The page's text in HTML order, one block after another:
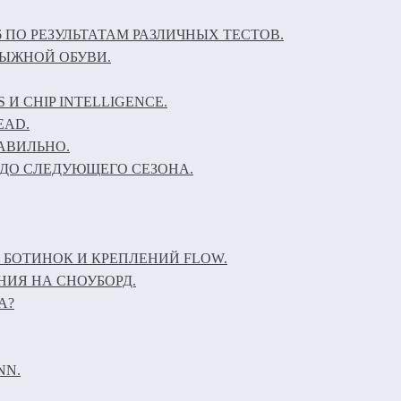
ПО РЕЗУЛЬТАТАМ РАЗЛИЧНЫХ ТЕСТОВ.
ОБУВИ.
CHIP INTELLIGENCE.
СЛЕДУЮЩЕГО СЕЗОНА.
И КРЕПЛЕНИЙ FLOW.
НА СНОУБОРД.